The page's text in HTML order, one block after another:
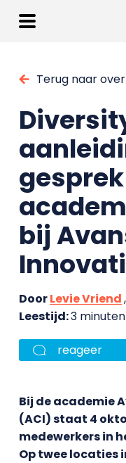
Terug naar
bij
DoorLevie Vriend
Leestijd:3 minuten
reageer
Bij de academie
(ACI) staat 4
medewerkers in
Op twee locaties